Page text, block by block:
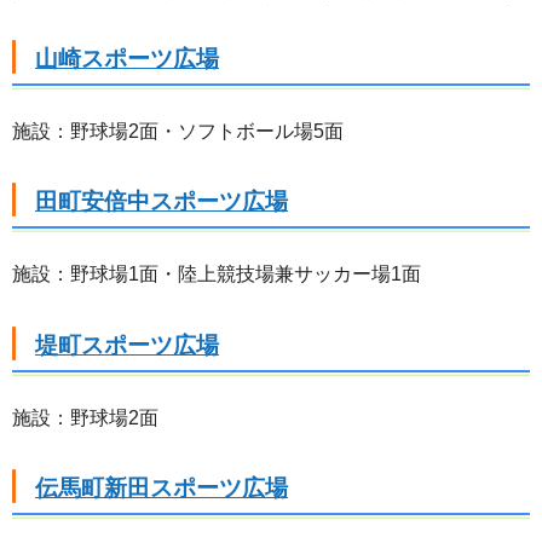
山崎スポーツ広場
施設：野球場2面・ソフトボール場5面
田町安倍中スポーツ広場
施設：野球場1面・陸上競技場兼サッカー場1面
堤町スポーツ広場
施設：野球場2面
伝馬町新田スポーツ広場